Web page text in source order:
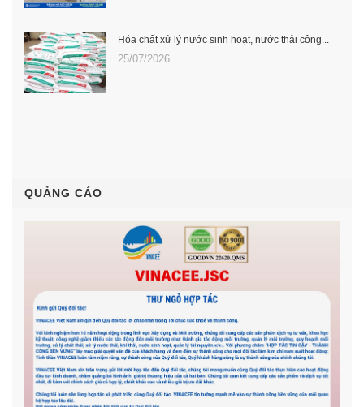
Hóa chất xử lý nước sinh hoạt, nước thải công...
25/07/2026
QUẢNG CÁO